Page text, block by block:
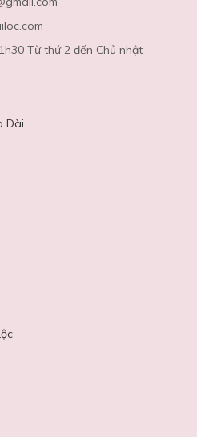
Từ thứ 2 đến Chủ nhật
Dài